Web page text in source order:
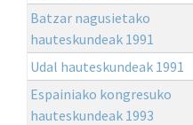
Batzar nagusietako
hauteskundeak 1991
Udal hauteskundeak 1991
Espainiako kongresuko
hauteskundeak 1993